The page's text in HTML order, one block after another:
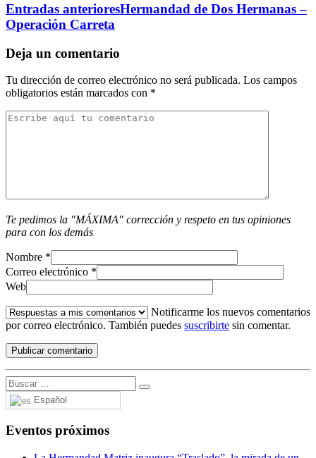
Entradas anterioresHermandad de Dos Hermanas –
Operación Carreta
Deja un comentario
Tu dirección de correo electrónico no será publicada. Los campos
obligatorios están marcados con *
Te pedimos la "MÁXIMA" corrección y respeto en tus opiniones
para con los demás
Nombre *
Correo electrónico *
Web
Notificarme los nuevos comentarios
por correo electrónico. También puedes suscribirte sin comentar.
Español
Eventos próximos